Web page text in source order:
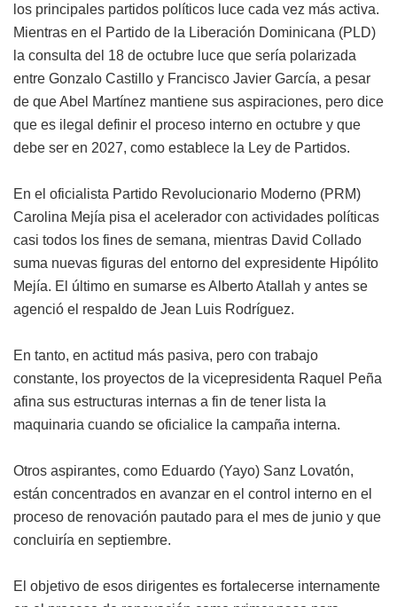
los principales partidos políticos luce cada vez más activa.
Mientras en el Partido de la Liberación Dominicana (PLD)
la consulta del 18 de octubre luce que sería polarizada
entre Gonzalo Castillo y Francisco Javier García, a pesar
de que Abel Martínez mantiene sus aspiraciones, pero dice
que es ilegal definir el proceso interno en octubre y que
debe ser en 2027, como establece la Ley de Partidos.
En el oficialista Partido Revolucionario Moderno (PRM)
Carolina Mejía pisa el acelerador con actividades políticas
casi todos los fines de semana, mientras David Collado
suma nuevas figuras del entorno del expresidente Hipólito
Mejía. El último en sumarse es Alberto Atallah y antes se
agenció el respaldo de Jean Luis Rodríguez.
En tanto, en actitud más pasiva, pero con trabajo
constante, los proyectos de la vicepresidenta Raquel Peña
afina sus estructuras internas a fin de tener lista la
maquinaria cuando se oficialice la campaña interna.
Otros aspirantes, como Eduardo (Yayo) Sanz Lovatón,
están concentrados en avanzar en el control interno en el
proceso de renovación pautado para el mes de junio y que
concluiría en septiembre.
El objetivo de esos dirigentes es fortalecerse internamente